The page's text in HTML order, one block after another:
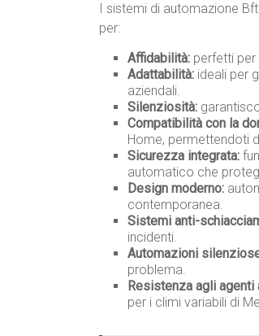
I sistemi di automazione
per:
Affidabilità: perfetti per
Adattabilità: ideali per
aziendali.
Silenziosità:
Compatibilità con la
Home, permettendoti
Sicurezza integrata:
automatico che
Design moderno:
contemporanea.
Sistemi anti-
incidenti.
Automazioni
problema.
Resistenza agli
per i climi variabili di